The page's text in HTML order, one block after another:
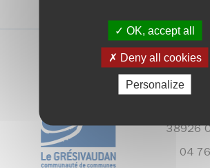
OK, accept all
Deny all cookies
PersonalizeLe
390,
38926
04